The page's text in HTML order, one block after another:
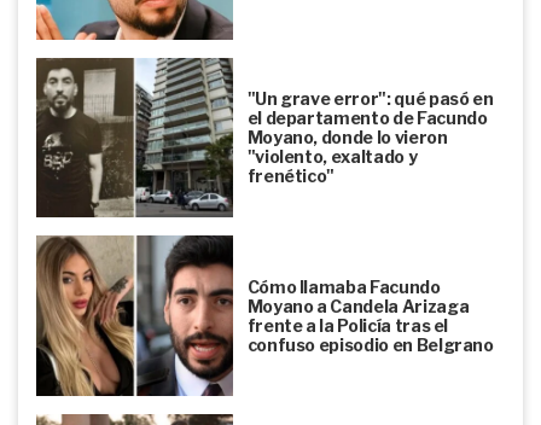
"Un grave error": qué pasó en
el departamento de Facundo
Moyano, donde lo vieron
"violento, exaltado y
frenético"
Cómo llamaba Facundo
Moyano a Candela Arizaga
frente a la Policía tras el
confuso episodio en Belgrano